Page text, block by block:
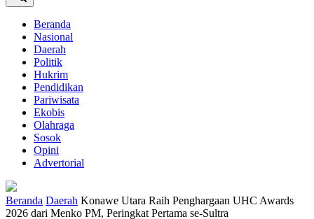
Beranda
Nasional
Daerah
Politik
Hukrim
Pendidikan
Pariwisata
Ekobis
Olahraga
Sosok
Opini
Advertorial
Beranda Daerah Konawe Utara Raih Penghargaan UHC Awards
2026 dari Menko PM, Peringkat Pertama se-Sultra